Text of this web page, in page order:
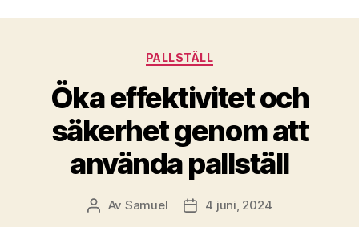
Kategorier
PALLSTÄLL
Öka effektivitet och
säkerhet genom att
använda pallställ
Inläggsförfattare
Av Samuel Inläggsdatum
4 juni, 2024